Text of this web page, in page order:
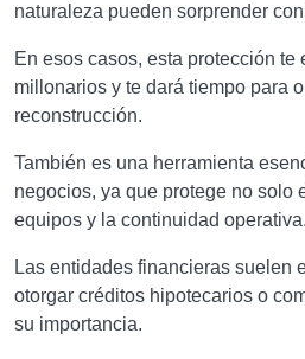
naturaleza pueden sorprender
En esos casos, esta protección te
millonarios y te dará tiempo para
reconstrucción.
También es una herramienta
negocios, ya que protege no solo
equipos y la continuidad operativa.
Las entidades financieras suelen
otorgar créditos hipotecarios o
su importancia.